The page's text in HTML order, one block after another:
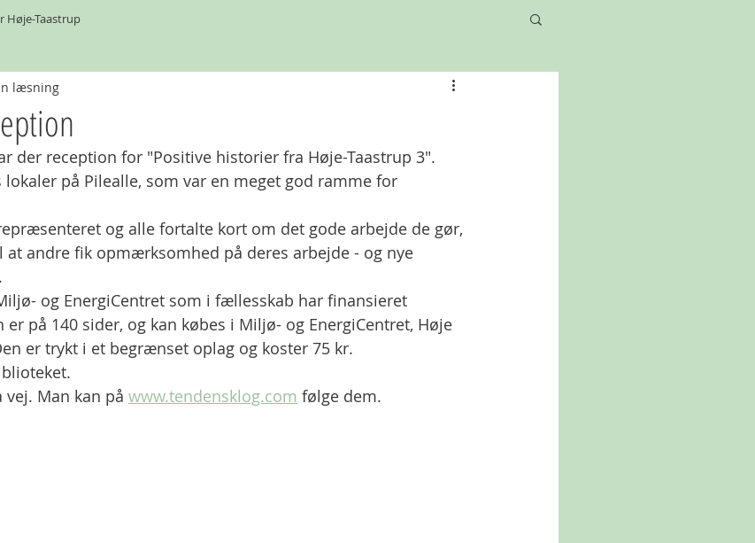
Høje-Taastrup
læsning
der reception for "Positive historier fra Høje-Taastrup 3".
lokaler på Pilealle, som var en meget god ramme for
og alle fortalte kort om det gode arbejde de gør,
andre fik opmærksomhed på deres arbejde - og nye
og EnergiCentret som i fællesskab har finansieret
er på 140 sider, og kan købes i Miljø- og EnergiCentret, Høje
er trykt i et begrænset oplag og koster 75 kr.
Man kan på www.tendensklog.com følge dem.